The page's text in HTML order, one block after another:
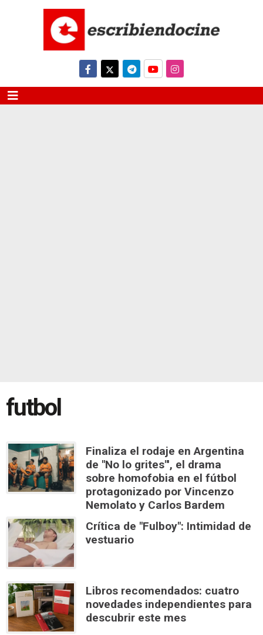
futbol
Finaliza el rodaje en Argentina
de "No lo grites"', el drama
sobre homofobia en el fútbol
protagonizado por Vincenzo
Nemolato y Carlos Bardem
Crítica de "Fulboy": Intimidad de
vestuario
Libros recomendados: cuatro
novedades independientes para
descubrir este mes